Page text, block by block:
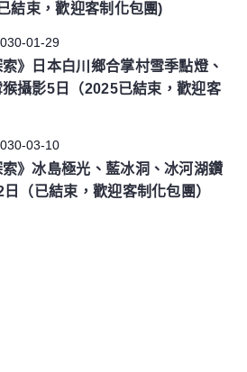
結束，歡迎客制化包團)
01-29
索》日本白川鄉合掌村雪季點燈、
攝影5日（2025已結束，歡迎客
03-10
索》冰島極光、藍冰洞、冰河湖鑽
（已結束，歡迎客制化包團）